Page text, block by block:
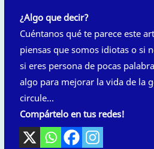
¿Algo que decir?
Cuéntanos qué te parece este
piensas que somos idiotas o si
si eres persona de pocas
algo para mejorar la vida de la
circule…
Compártelo en tus redes!